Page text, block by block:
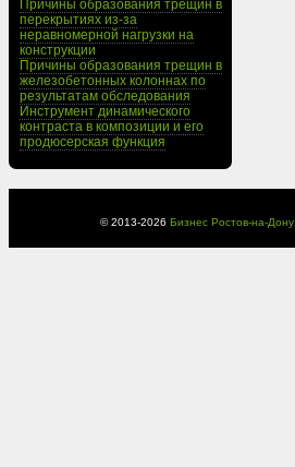
Причины образования трещин в
перекрытиях из-за
неравномерной нагрузки на
конструкции
Причины образования трещин в
железобетонных колоннах по
результатам обследования
Инструмент динамического
контраста в композиции и его
продюсерская функция
© 2013-2026 Бизнес Ростов-на-Дону